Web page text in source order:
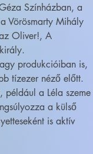
Színházban, a
Vörösmarty Mihály
Oliver!, A
produkcióiban is,
tízezer néző előtt.
például a Léla szeme
a külső
is aktív